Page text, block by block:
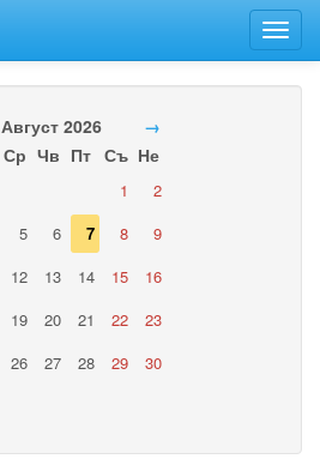
Август 2026
→
Ср Чв Пт Съ Не
1
2
5 6 7 8
9
12 13 14 15
16
19 20 21 22
23
26 27 28 29
30